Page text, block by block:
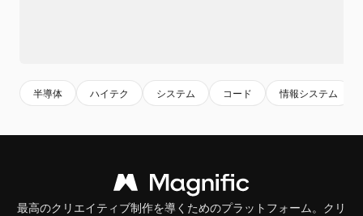
半導体 ハイテク システム コード 情報システム
最高のクリエイティブ制作を導くためのプラットフォーム。クリ